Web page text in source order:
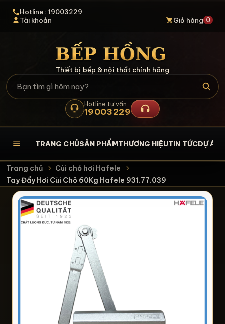
Hotline : 19003229
Tài khoản
Giỏ hàng 0
Thiết bị bếp & nội thất chính hãng
Hotline tư vấn
19003229
TRANG CHỦSẢN PHẨMTHƯƠNG HIỆUTIN TỨCDỰ ÁN
Trang chủ
Cùi chỏ hơi Hafele
Tay Đẩy Hơi Cùi Chỏ 60Kg Hafele 931.77.039